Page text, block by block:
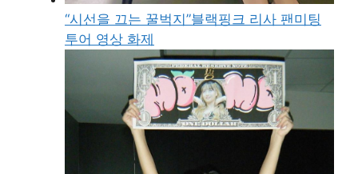
“시선을 끄는 꿀벅지”블랙핑크 리사 팬미팅
투어 영상 화제